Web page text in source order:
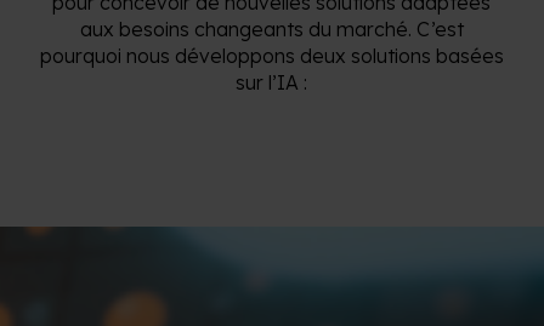
aux besoins changeants du marché. C’est
pourquoi nous développons deux solutions basées
sur l’IA :